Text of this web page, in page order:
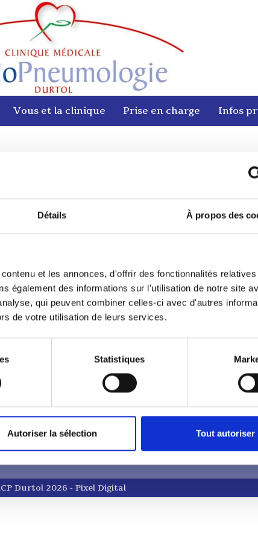
Détails À propos des
et les annonces, d'offrir des fonctionnalités
également des informations sur l'utilisation de notre site
qui peuvent combiner celles-ci avec d'autres
de votre utilisation de leurs services.
Statistiques
Autoriser la sélection Tout autoriser
Vous et la clinique Prise en charge Infos
de la République
Diago en compagnie du Président de la
Plan d’accès
Durtol 2026 - Pixel Digital